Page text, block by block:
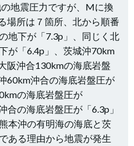
地震圧力ですが、Mに換
場所は７箇所、北から順番
地下が「7.3p」、同じく北
が「6.4p」、茨城沖70km
阪沖合130kmの海底岩盤
60km沖合の海底岩盤圧が
の海底岩盤圧が
合の海底岩盤圧が「6.3p」
本沖の有明海の海底と茨
ある理由から地震が発生